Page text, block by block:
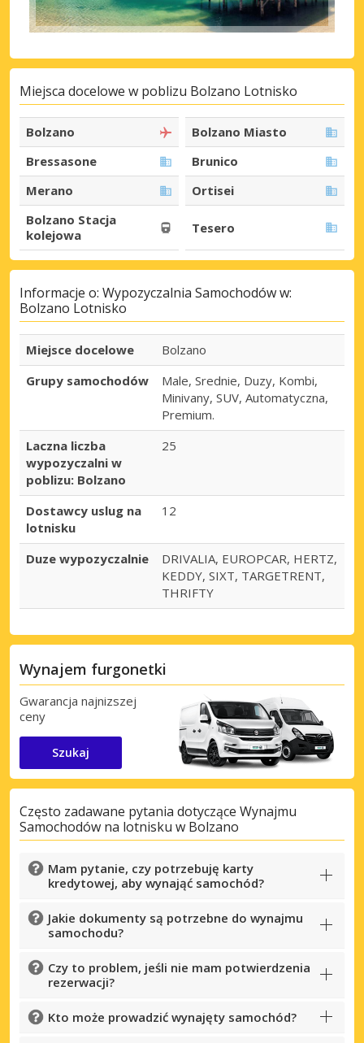
Miejsca docelowe w poblizu Bolzano Lotnisko
Bolzano
Bolzano Miasto
Bressasone
Brunico
Merano
Ortisei
Bolzano Stacja
kolejowa
Tesero
Informacje o: Wypozyczalnia Samochodów w:
Bolzano Lotnisko
Miejsce docelowe
Bolzano
Grupy samochodów
Male, Srednie, Duzy, Kombi,
Minivany, SUV, Automatyczna,
Premium.
Laczna liczba
wypozyczalni w
poblizu: Bolzano
25
Dostawcy uslug na
lotnisku
12
Duze wypozyczalnie
DRIVALIA, EUROPCAR, HERTZ,
KEDDY, SIXT, TARGETRENT,
THRIFTY
Wynajem furgonetki
Gwarancja najnizszej
ceny
Szukaj
Często zadawane pytania dotyczące Wynajmu
Samochodów na lotnisku w Bolzano
Mam pytanie, czy potrzebuję karty
kredytowej, aby wynająć samochód?
Jakie dokumenty są potrzebne do wynajmu
samochodu?
Czy to problem, jeśli nie mam potwierdzenia
rezerwacji?
Kto może prowadzić wynajęty samochód?